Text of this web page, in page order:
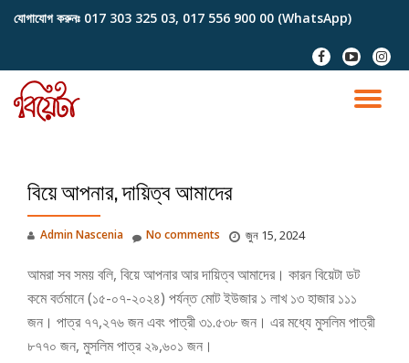
content
যোগাযোগ করুনঃ 017 303 325 03, 017 556 900 00 (WhatsApp)
fa-
facebook
fa-
youtube-
play
fa-
বিয়ে আপনার, দায়িত্ব আমাদের
Admin Nascenia জুন 15, 2024
No comments
আমরা সব সময় বলি, বিয়ে আপনার আর দায়িত্ব আমাদের। কারন বিয়েটা ডট
কমে বর্তমানে (১৫-০৭-২০২৪) পর্যন্ত মোট ইউজার ১ লাখ ১৩ হাজার ১১১
জন। পাত্র ৭৭,২৭৬ জন এবং পাত্রী ৩১.৫৩৮ জন। এর মধ্যে মুসলিম পাত্রী
৮৭৭০ জন, মুসলিম পাত্র ২৯,৬০১ জন।